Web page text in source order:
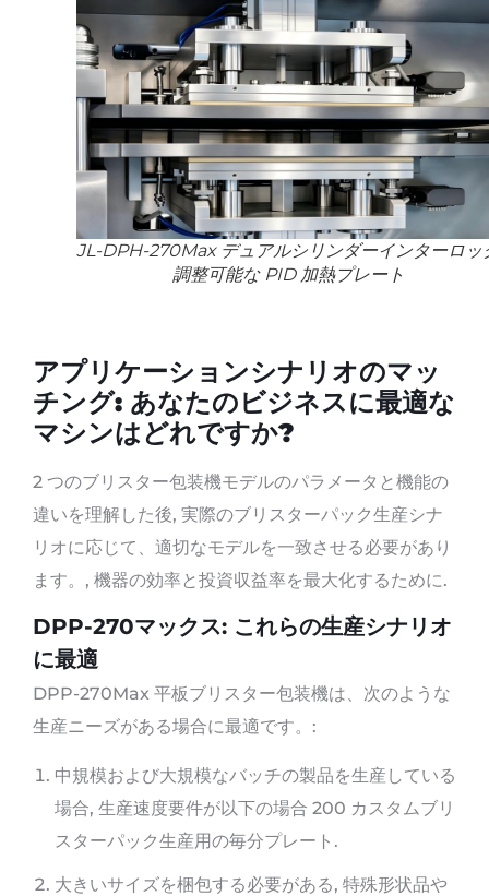
JL-DPH-270Max デュアルシリンダーインターロッ
調整可能な PID 加熱プレート
アプリケーションシナリオのマッ
チング: あなたのビジネスに最適な
マシンはどれですか?
2 つのブリスター包装機モデルのパラメータと機能の
違いを理解した後, 実際のブリスターパック生産シナ
リオに応じて、適切なモデルを一致させる必要があり
ます。, 機器の効率と投資収益率を最大化するために.
DPP-270マックス: これらの生産シナリオ
に最適
DPP-270Max 平板ブリスター包装機は、次のような
生産ニーズがある場合に最適です。:
中規模および大規模なバッチの製品を生産している
場合, 生産速度要件が以下の場合 200 カスタムブリ
スターパック生産用の毎分プレート.
大きいサイズを梱包する必要がある, 特殊形状品や